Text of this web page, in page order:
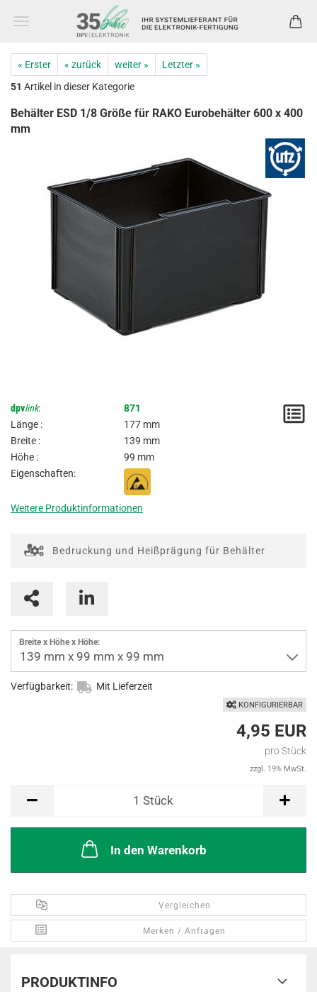
« Erster « zurück weiter »
Letzter »
51 Artikel in dieser Kategorie
Behälter ESD 1/8 Größe für RAKO Eurobehälter 600 x 400
mm
dpvlink:
871
Länge :
177 mm
Breite :
139 mm
Höhe :
99 mm
Eigenschaften:
Weitere Produktinformationen
Bedruckung und Heißprägung für Behälter
Breite x Höhe x Höhe:
139 mm x 99 mm x 99 mm
Verfügbarkeit: Mit Lieferzeit
KONFIGURIERBAR
4,95 EUR
pro Stück
zzgl. 19% MwSt.
1 Stück
In den Warenkorb
Vergleichen
Merken / Anfragen
PRODUKTINFO